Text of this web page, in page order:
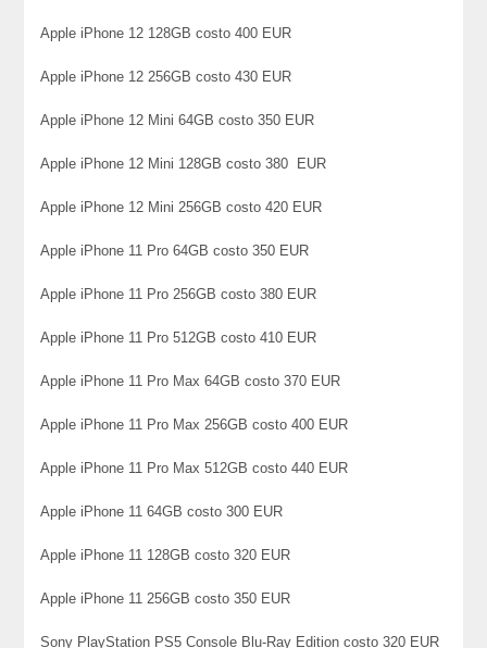
Apple iPhone 12 128GB costo 400 EUR
Apple iPhone 12 256GB costo 430 EUR
Apple iPhone 12 Mini 64GB costo 350 EUR
Apple iPhone 12 Mini 128GB costo 380 EUR
Apple iPhone 12 Mini 256GB costo 420 EUR
Apple iPhone 11 Pro 64GB costo 350 EUR
Apple iPhone 11 Pro 256GB costo 380 EUR
Apple iPhone 11 Pro 512GB costo 410 EUR
Apple iPhone 11 Pro Max 64GB costo 370 EUR
Apple iPhone 11 Pro Max 256GB costo 400 EUR
Apple iPhone 11 Pro Max 512GB costo 440 EUR
Apple iPhone 11 64GB costo 300 EUR
Apple iPhone 11 128GB costo 320 EUR
Apple iPhone 11 256GB costo 350 EUR
Sony PlayStation PS5 Console Blu-Ray Edition costo 320 EUR